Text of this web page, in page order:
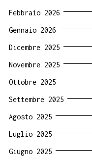
Febbraio 2026
Gennaio 2026
Dicembre 2025
Novembre 2025
Ottobre 2025
Settembre 2025
Agosto 2025
Luglio 2025
Giugno 2025